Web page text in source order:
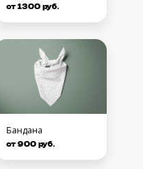
от 1300 руб.
Бандана
от 900 руб.